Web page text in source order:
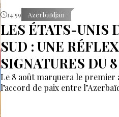
14:59 Azerbaïdjan
LES ÉTATS-UNIS
SUD : UNE
SIGNATURES DU
Le 8 août marquera le premier
l’accord de paix entre